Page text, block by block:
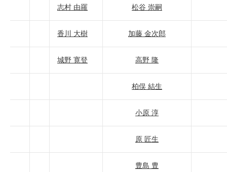
志村 由羅 松谷 崇嗣
香川 大樹 加藤 金次郎
城野 寛登 高野 隆
柏俣 結生
小原 淳
原 匠生
豊島 豊